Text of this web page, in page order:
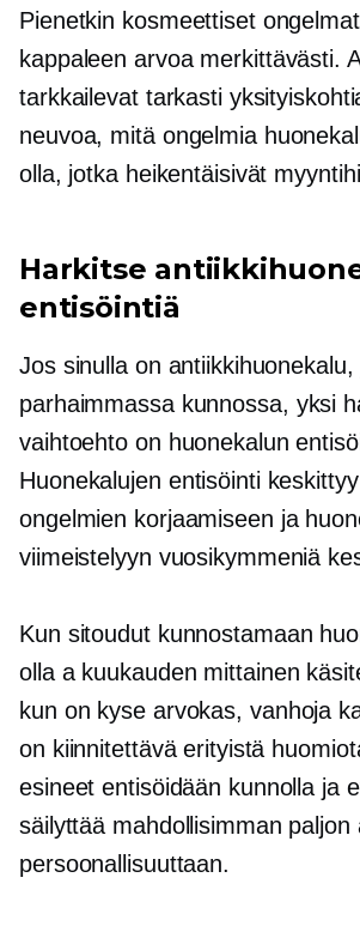
Pienetkin kosmeettiset
kappaleen arvoa merkittävästi.
tarkkailevat tarkasti
neuvoa, mitä ongelmia
olla, jotka heikentäisivät
Harkitse
entisöintiä
Jos sinulla on
parhaimmassa kunnossa, yksi
vaihtoehto on huonekalun
Huonekalujen entisöinti
ongelmien korjaamiseen ja
viimeistelyyn vuosikymmeniä
Kun sitoudut kunnostamaan
olla a kuukauden mittainen
kun on kyse arvokas, vanhoja
on kiinnitettävä erityistä
esineet entisöidään kunnolla ja
säilyttää mahdollisimman paljon
persoonallisuuttaan.